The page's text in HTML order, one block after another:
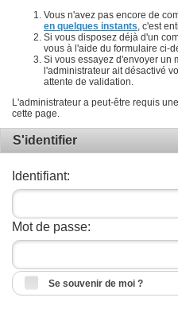
Vous n'avez pas encore de
en quelques instants , c'est
Si vous disposez déjà d'un
vous à l'aide du formulaire ci-
Si vous essayez d'envoyer un
l'administrateur ait désactivé
attente de validation.
L'administrateur a peut-être requis une
cette page.
S'identifier
Identifiant:
Mot de passe:
Se souvenir de moi ?